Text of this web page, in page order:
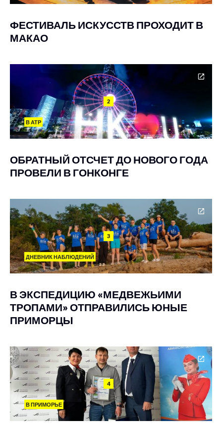
ФЕСТИВАЛЬ ИСКУССТВ ПРОХОДИТ В
МАКАО
2
В АТР
ОБРАТНЫЙ ОТСЧЕТ ДО НОВОГО ГОДА
ПРОВЕЛИ В ГОНКОНГЕ
3
ДНЕВНИК НАБЛЮДЕНИЙ
В ЭКСПЕДИЦИЮ «МЕДВЕЖЬИМИ
ТРОПАМИ» ОТПРАВИЛИСЬ ЮНЫЕ
ПРИМОРЦЫ
4
В ПРИМОРЬЕ